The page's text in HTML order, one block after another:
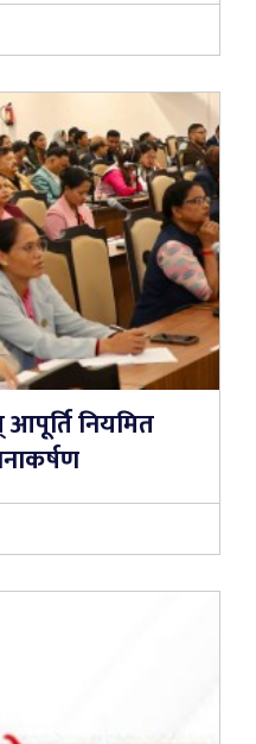
आपूर्ति नियमित